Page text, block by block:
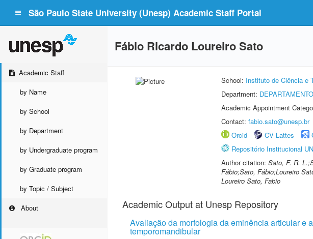
São Paulo State University (Unesp) Academic Staff Portal
Academic Staff
by Name
by School
by Department
by Undergraduate program
by Graduate program
by Topic / Subject
About
Fábio Ricardo Loureiro Sato
School: Instituto de Ciência e
Department:
Academic Appointment
Contact: fabio.sato@unesp.br
Orcid
CV Lattes
Repositório Institucional
Author citation: Sato, F. R.
Fábio;Sato, Fábio;Loureiro
Loureiro Sato, Fabio
Academic Output at Unesp Repository
Avaliação da morfologia da eminência articular e
temporomandibular